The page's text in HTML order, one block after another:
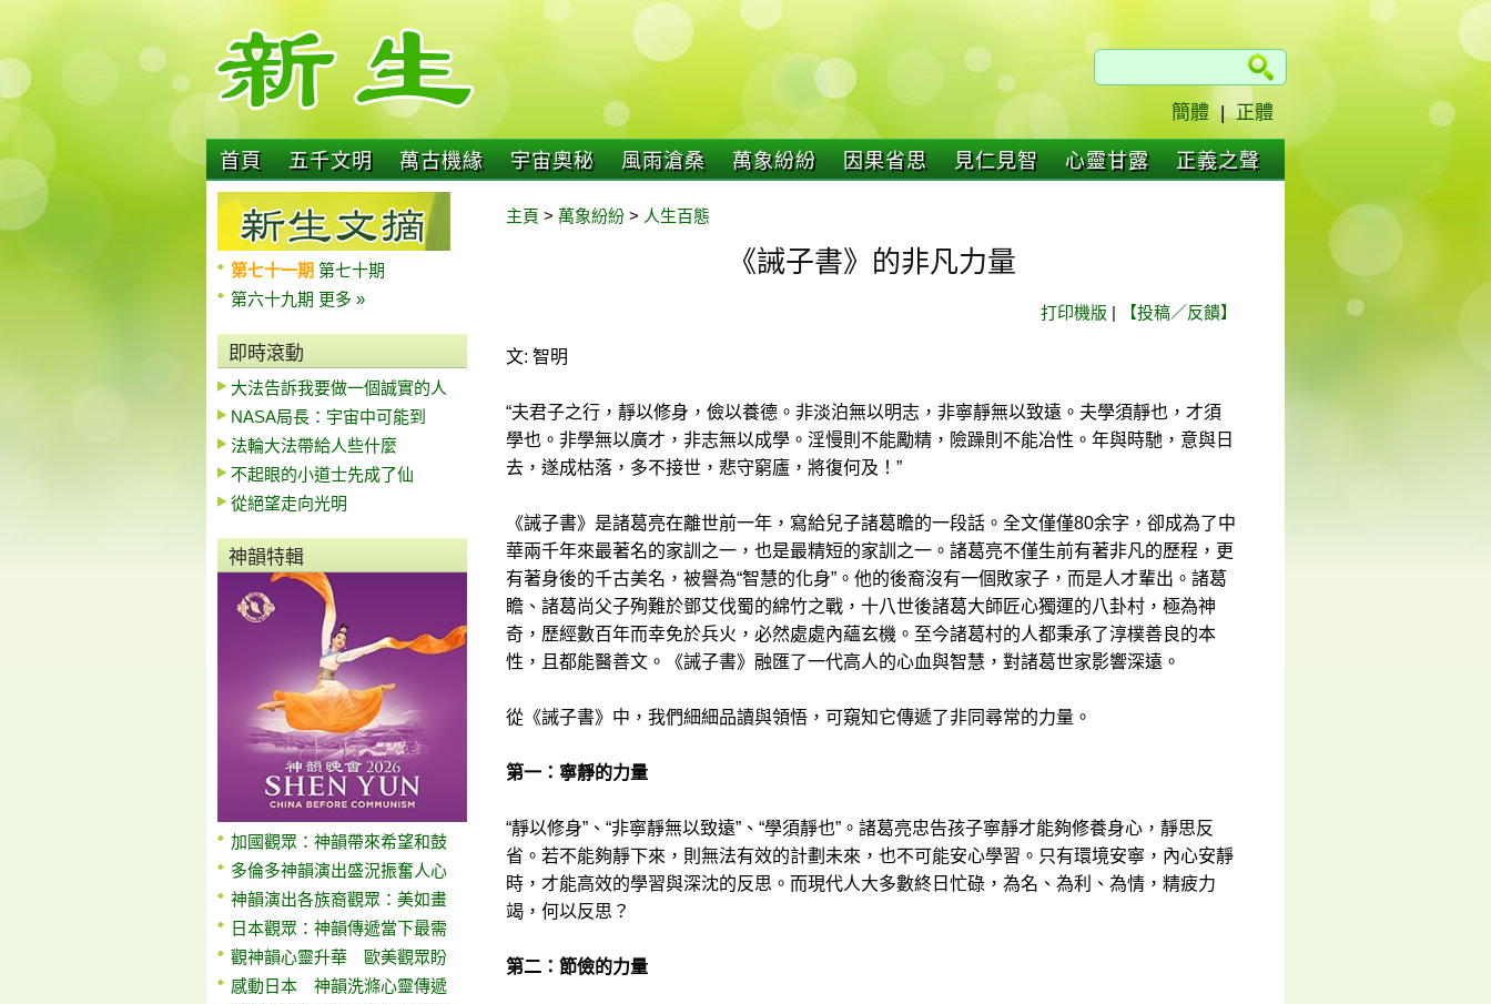
簡體 | 正體
首頁 五千文明 萬古機緣 宇宙奧秘 風雨滄桑 萬象紛紛 因果省思 見仁見智 心靈甘露 正義之聲
第七十一期 第七十期
第六十九期 更多 »
即時滾動
大法告訴我要做一個誠實的人
NASA局長：宇宙中可能到
法輪大法帶給人些什麼
不起眼的小道士先成了仙
從絕望走向光明
神韻特輯
加國觀眾：神韻帶來希望和鼓
多倫多神韻演出盛況振奮人心
神韻演出各族裔觀眾：美如畫
日本觀眾：神韻傳遞當下最需
觀神韻心靈升華 歐美觀眾盼
感動日本 神韻洗滌心靈傳遞
主頁 > 萬象紛紛 > 人生百態
《誡子書》的非凡力量
打印機版 | 【投稿／反饋】
文: 智明
“夫君子之行，靜以修身，儉以養德。非淡泊無以明志，非寧靜無以致遠。夫學須靜也，才須
學也。非學無以廣才，非志無以成學。淫慢則不能勵精，險躁則不能冶性。年與時馳，意與日
去，遂成枯落，多不接世，悲守窮廬，將復何及！”
《誡子書》是諸葛亮在離世前一年，寫給兒子諸葛瞻的一段話。全文僅僅80余字，卻成為了中
華兩千年來最著名的家訓之一，也是最精短的家訓之一。諸葛亮不僅生前有著非凡的歷程，更
有著身後的千古美名，被譽為“智慧的化身”。他的後裔沒有一個敗家子，而是人才輩出。諸葛
瞻、諸葛尚父子殉難於鄧艾伐蜀的綿竹之戰，十八世後諸葛大師匠心獨運的八卦村，極為神
奇，歷經數百年而幸免於兵火，必然處處內蘊玄機。至今諸葛村的人都秉承了淳樸善良的本
性，且都能醫善文。《誡子書》融匯了一代高人的心血與智慧，對諸葛世家影響深遠。
從《誡子書》中，我們細細品讀與領悟，可窺知它傳遞了非同尋常的力量。
第一：寧靜的力量
“靜以修身”、“非寧靜無以致遠”、“學須靜也”。諸葛亮忠告孩子寧靜才能夠修養身心，靜思反
省。若不能夠靜下來，則無法有效的計劃未來，也不可能安心學習。只有環境安寧，內心安靜
時，才能高效的學習與深沈的反思。而現代人大多數終日忙碌，為名、為利、為情，精疲力
竭，何以反思？
第二：節儉的力量